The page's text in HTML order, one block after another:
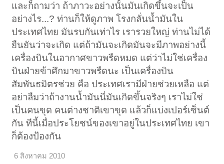
และก็ถามว่า ถ้าภาวะอย่างนั้นมันเกิดขึ้นจะเป็น
อย่างไร...? ท่านก็ให้ดูภาพ โรงกลั่นน้ำมันใน
ประเทศไทย มันรบกันเท่าไร เรารวยใหญ่ ท่านไม่ได้
ยืนยันว่าจะเกิด แต่ถ้ามันจะเกิดมันจะมีภาพอย่างนี้
เครื่องบินในอากาศขาวพรืดหมด แต่ว่าไม่ใช่เครื่อง
บินฝ่ายข้าศึกมาขาวพรืดนะ เป็นเครื่องบิน
สัมพันธมิตรช่วย คือ ประเทศเรามีฝ่ายช่วยเหลือ แต่
อย่าลืมว่าถ้างานน้ำมันนี่มันเกิดขึ้นจริงๆ เราไม่ใช่
เป็นคนขุด คนต่างชาติเขาขุด แล้วก็แบ่งเปอร์เซ็นต์
กัน ทีนี้เมื่อประโยชน์ของเขาอยู่ในประเทศไทย เขา
ก็ต้องป้องกัน
6 สิงหาคม 2010